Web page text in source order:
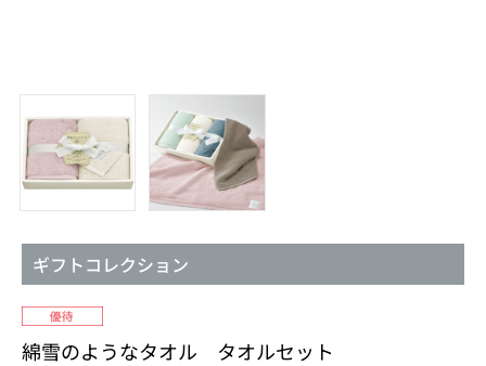
ギフトコレクション
綿雪のようなタオル タオルセット